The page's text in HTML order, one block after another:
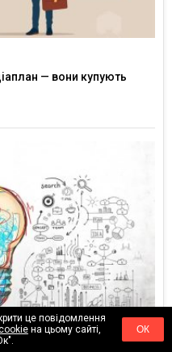
— вони купують
це повідомлення
на цьому сайті,
ОК